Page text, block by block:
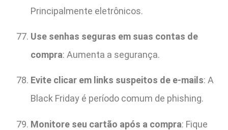
Principalmente eletrônicos.
Use senhas seguras em suas contas de
compra: Aumenta a segurança.
Evite clicar em links suspeitos de e-mails: A
Black Friday é período comum de phishing.
Monitore seu cartão após a compra: Fique